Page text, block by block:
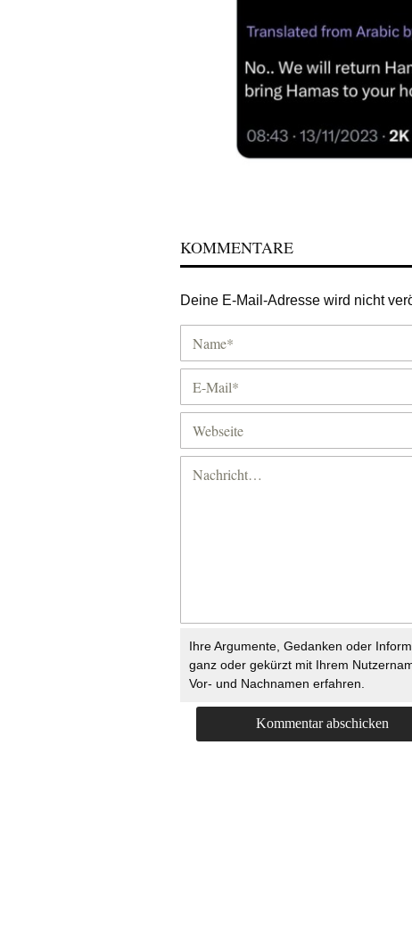
KOMMENTARE
Deine E-Mail-Adresse wird nicht
Ihre Argumente, Gedanken oder
ganz oder gekürzt mit Ihrem
Vor- und Nachnamen erfahren.